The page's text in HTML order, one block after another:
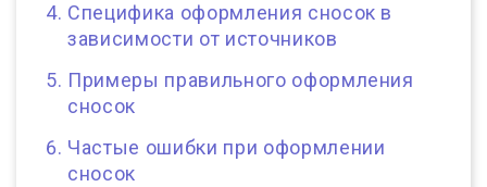
Специфика оформления сносок в
зависимости от источников
Примеры правильного оформления
сносок
Частые ошибки при оформлении
сносок